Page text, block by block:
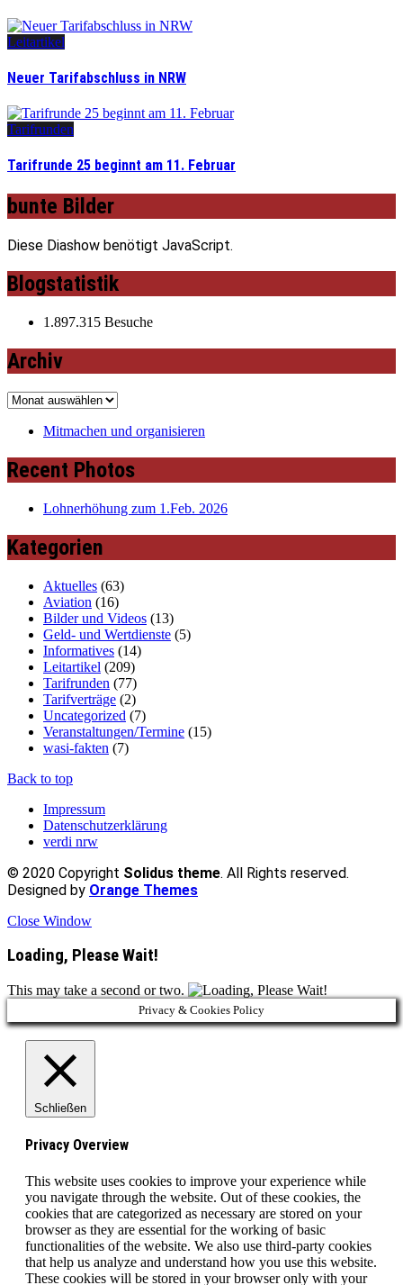
Leitartikel
Neuer Tarifabschluss in NRW
Tarifrunden
Tarifrunde 25 beginnt am 11. Februar
bunte Bilder
Diese Diashow benötigt JavaScript.
Blogstatistik
1.897.315 Besuche
Archiv
Archiv
Mitmachen und organisieren
Recent Photos
Lohnerhöhung zum 1.Feb. 2026
Kategorien
Aktuelles (63)
Aviation (16)
Bilder und Videos (13)
Geld- und Wertdienste (5)
Informatives (14)
Leitartikel (209)
Tarifrunden (77)
Tarifverträge (2)
Uncategorized (7)
Veranstaltungen/Termine (15)
wasi-fakten (7)
Back to top
Impressum
Datenschutzerklärung
verdi nrw
© 2020 Copyright Solidus theme. All Rights reserved.
Designed by Orange Themes
Close Window
Loading, Please Wait!
This may take a second or two.
Privacy & Cookies Policy
Schließen
Privacy Overview
This website uses cookies to improve your experience while
you navigate through the website. Out of these cookies, the
cookies that are categorized as necessary are stored on your
browser as they are essential for the working of basic
functionalities of the website. We also use third-party cookies
that help us analyze and understand how you use this website.
These cookies will be stored in your browser only with your